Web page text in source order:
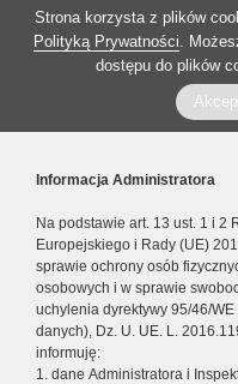
Strona korzysta z plików
Polityką Prywatności.
dostępu do plików
Informacja Administratora
Na podstawie art. 13 ust. 1 i 2
Europejskiego i Rady (UE)
sprawie ochrony osób
osobowych i w sprawie
uchylenia dyrektywy 95/46/
danych), Dz. U. UE. L.
informuję:
1. dane Administratora i